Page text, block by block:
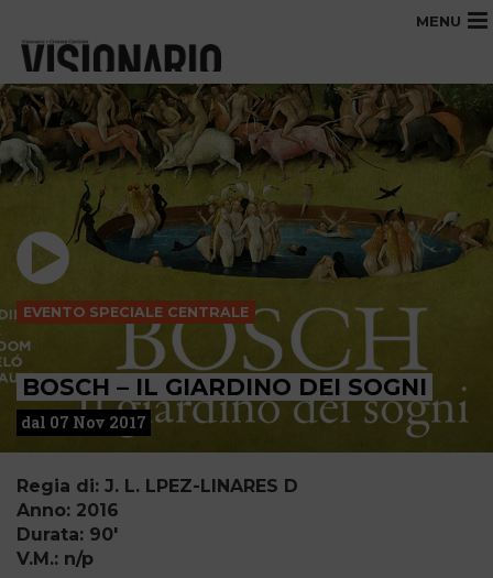
MENU
EVENTO SPECIALE CENTRALE
BOSCH – IL GIARDINO DEI SOGNI
dal 07 Nov 2017
Regia di: J. L. LPEZ-LINARES D
Anno: 2016
Durata: 90'
V.M.: n/p